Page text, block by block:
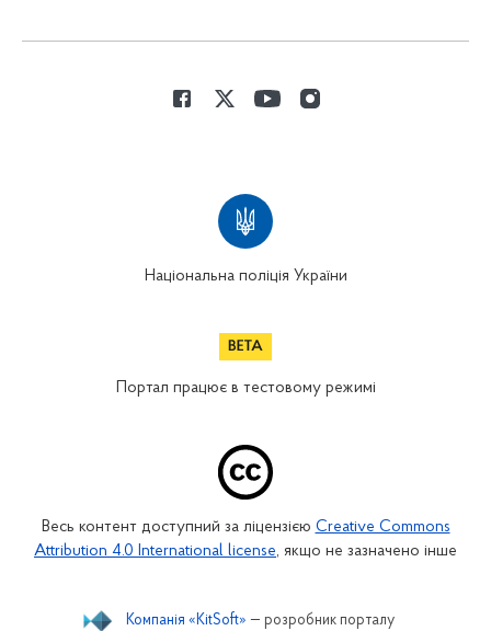
Національна поліція України
Портал працює в тестовому режимі
Весь контент доступний за ліцензією Creative Commons
Attribution 4.0 International license, якщо не зазначено інше
Компанія «KitSoft» — розробник порталу